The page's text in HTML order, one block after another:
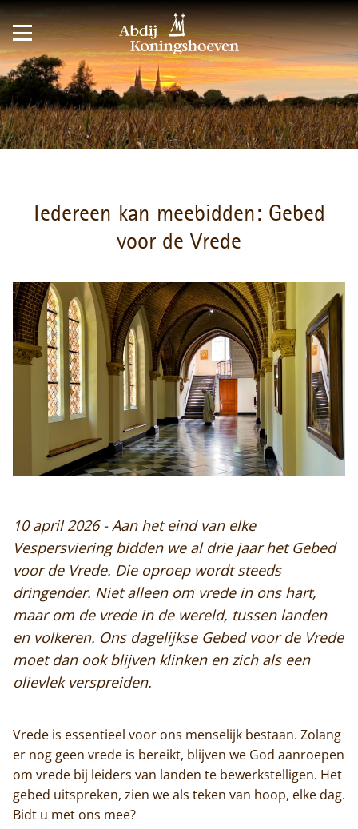
Iedereen kan meebidden: Gebed
voor de Vrede
10 april 2026 - Aan het eind van elke
Vespersviering bidden we al drie jaar het Gebed
voor de Vrede. Die oproep wordt steeds
dringender. Niet alleen om vrede in ons hart,
maar om de vrede in de wereld, tussen landen
en volkeren. Ons dagelijkse Gebed voor de Vrede
moet dan ook blijven klinken en zich als een
olievlek verspreiden.
Vrede is essentieel voor ons menselijk bestaan. Zolang
er nog geen vrede is bereikt, blijven we God aanroepen
om vrede bij leiders van landen te bewerkstelligen. Het
gebed uitspreken, zien we als teken van hoop, elke dag.
Bidt u met ons mee?